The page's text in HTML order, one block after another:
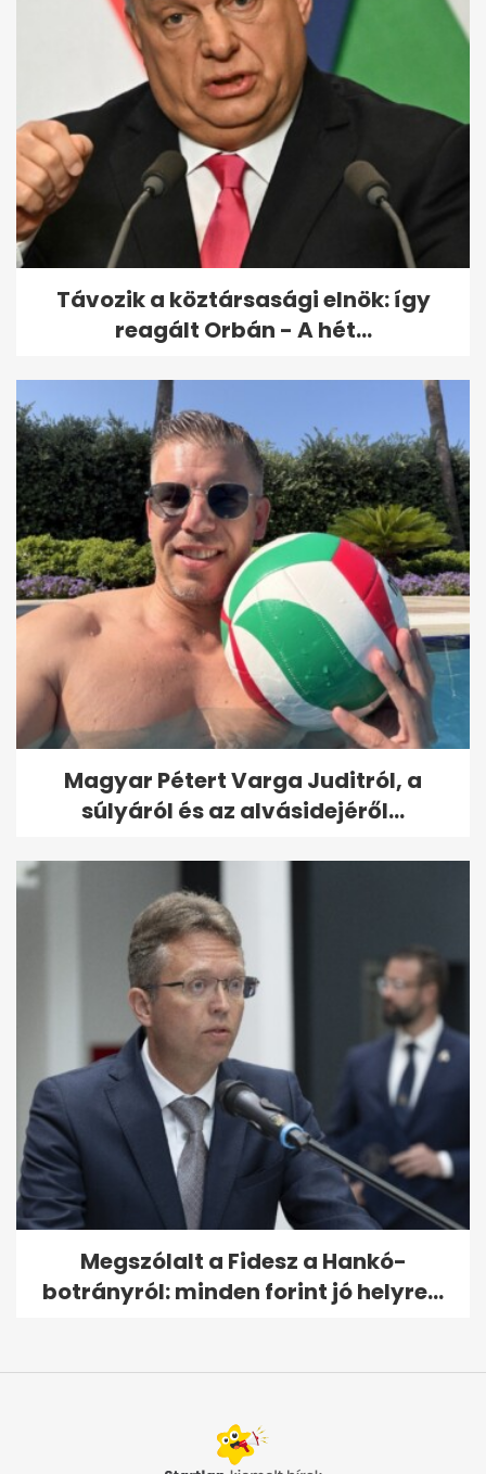
Távozik a köztársasági elnök: így
reagált Orbán - A hét...
Magyar Pétert Varga Juditról, a
súlyáról és az alvásidejéről...
Megszólalt a Fidesz a Hankó-
botrányról: minden forint jó helyre...